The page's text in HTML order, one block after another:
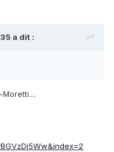
a dit :